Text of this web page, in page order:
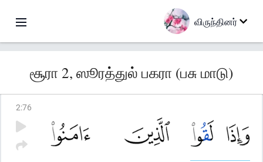
விருந்தினர்
சூரா 2, ஸூரத்துல் பகரா (பசு மாடு)
2:76